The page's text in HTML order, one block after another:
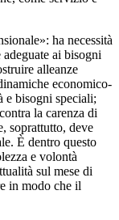
ha necessità
ai bisogni
alleanze
economico-
e bisogni speciali;
la carenza di
soprattutto, deve
È dentro questo
e volontà
sul mese di
in modo che il